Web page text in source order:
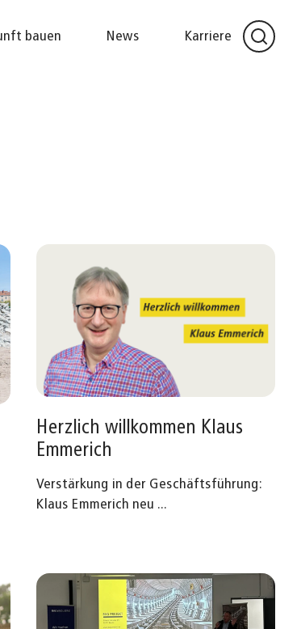
bauen News Karriere
Herzlich willkommen Klaus
Emmerich
Verstärkung in der Geschäftsführung:
Klaus Emmerich neu ...